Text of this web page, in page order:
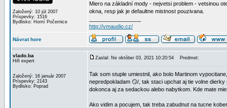
Založený: 10 júl 2007
Príspevky: 1516
Bydlisko: Horní Počernice
Miero na základní mody - nejvetsi problem - vetsinou
okna, resp jak je defaultne mistnost pouzivana.
http://vmaudio.cz/
Návrat hore
vlado.ba
Hifi expert
Založený: 16 január 2007
Príspevky: 2143
Bydlisko: Poprad
Zaslal: Ne október 03, 2021 10:20:54 Predmet:
Tak som stuple umiestnil, ako bolo Martinom
nepredpokladam 😏/, tak staci upchat aj tie volne
dokonca aj za sedackou alebo nabytkom. Kde mate
Ako vidim a pocujem, tak treba zabudnut na tucne